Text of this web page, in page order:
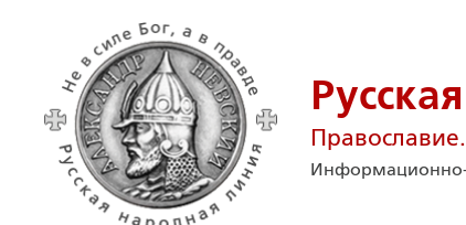
Информационно-